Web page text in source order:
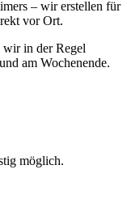
– wir erstellen für
vor Ort.
wir in der Regel
am Wochenende.
möglich.